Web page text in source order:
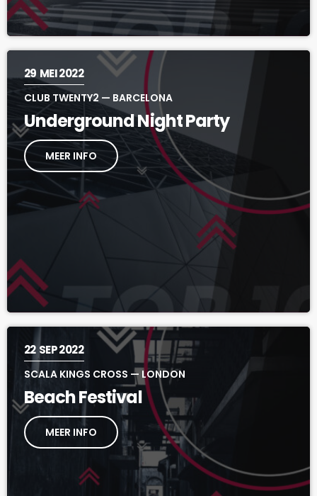
29 MEI 2022
CLUB TWENTY2 — BARCELONA
Underground Night Party
MEER INFO
22 SEP 2022
SCALA KINGS CROSS — LONDON
Beach Festival
MEER INFO